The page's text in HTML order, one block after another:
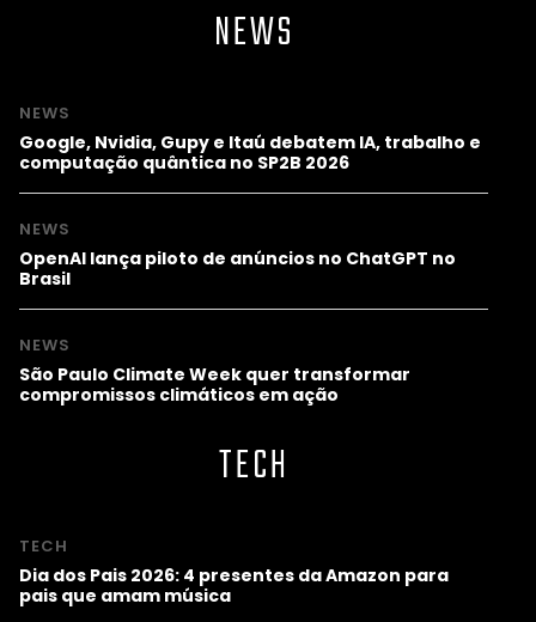
NEWS
NEWS
Google, Nvidia, Gupy e Itaú debatem IA, trabalho e
computação quântica no SP2B 2026
NEWS
OpenAI lança piloto de anúncios no ChatGPT no
Brasil
NEWS
São Paulo Climate Week quer transformar
compromissos climáticos em ação
TECH
TECH
Dia dos Pais 2026: 4 presentes da Amazon para
pais que amam música